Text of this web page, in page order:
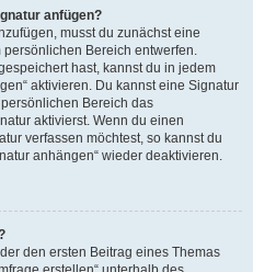
anfügen?
musst du zunächst eine
Bereich entwerfen.
hast, kannst du in jedem
aktivieren. Du kannst eine Signatur
Bereich das
aktivierst. Wenn du einen
verfassen möchtest, so kannst du
anhängen“ wieder deaktivieren.
den ersten Beitrag eines Themas